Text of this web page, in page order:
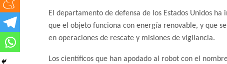
El departamento de defensa de los Estados Unidos ha
que el objeto funciona con energía renovable, y que
en operaciones de rescate y misiones de vigilancia.
Los científicos que han apodado al robot con el